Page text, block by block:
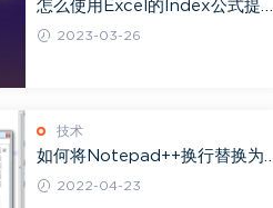
怎么使用Excel的Index公式提高
效率？
2023-03-26
技术
如何将Notepad++换行替换为
逗号？
2022-04-23